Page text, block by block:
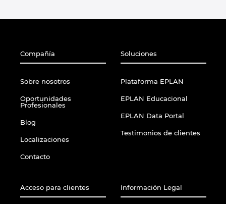
Compañía
Sobre nosotros
Oportunidades
Profesionales
Blog
Localizaciones
Contacto
Soluciones
Plataforma EPLAN
EPLAN Educacional
EPLAN Data Portal
Testimonios de clientes
Acceso para clientes Información Legal
Philippines
Poland
Portugal
Romania
Serbia